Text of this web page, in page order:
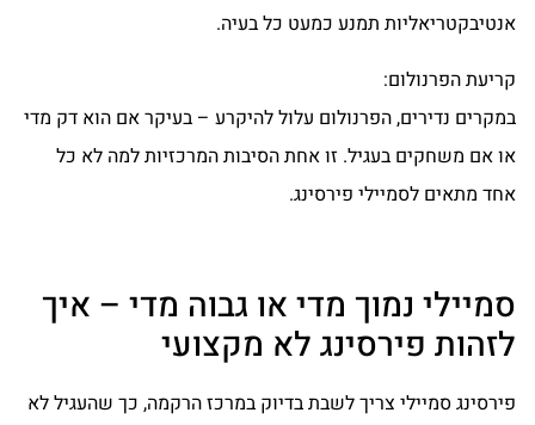
אנטיבקטריאליות תמנע כמעט כל בעיה.
קריעת הפרנולום:
במקרים נדירים, הפרנולום עלול להיקרע – בעיקר אם הוא דק מדי
או אם משחקים בעגיל. זו אחת הסיבות המרכזיות למה לא כל
אחד מתאים לסמיילי פירסינג.
סמיילי נמוך מדי או גבוה מדי – איך
לזהות פירסינג לא מקצועי
פירסינג סמיילי צריך לשבת בדיוק במרכז הרקמה, כך שהעגיל לא